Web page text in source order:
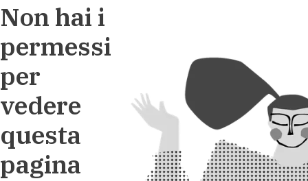
Non hai i
permessi
per
vedere
questa
pagina